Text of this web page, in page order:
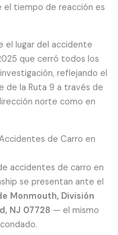
el tiempo de reacción es
el lugar del accidente
que cerró todos los
reflejando el
de la Ruta 9 a través de
norte como en
de Carro en
accidentes de carro en
se presentan ante el
Monmouth, División
NJ 07728 — el mismo